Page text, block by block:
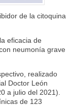
de la citoquina
eficacia de
neumonía grave
realizado
Doctor León
a julio del 2021).
de 123